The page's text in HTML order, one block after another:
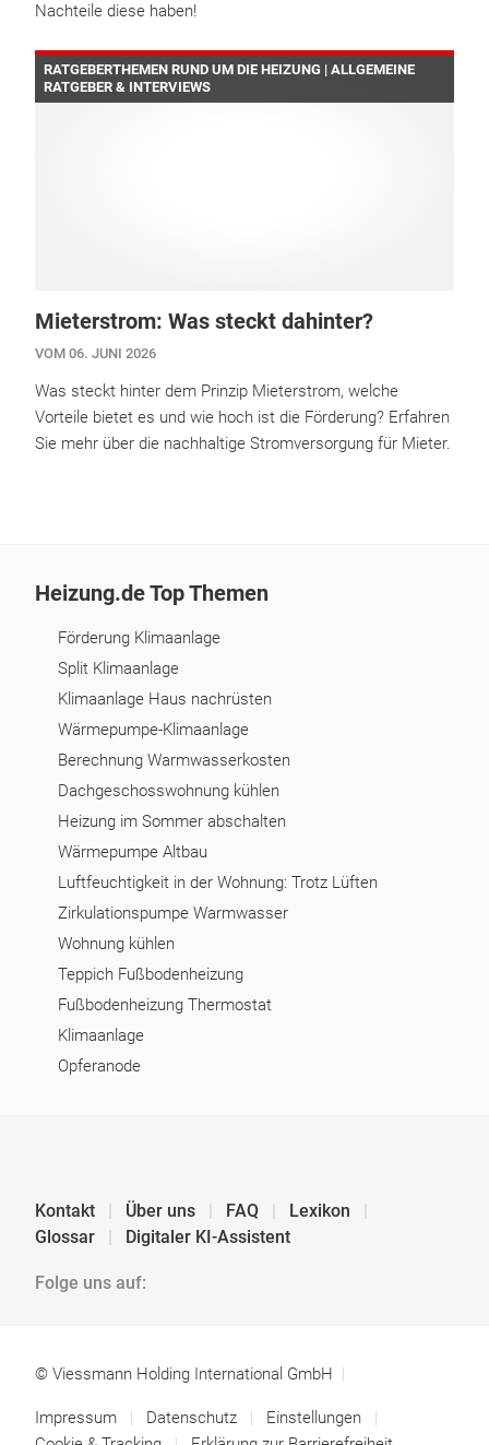
Nachteile diese haben!
RATGEBERTHEMEN RUND UM DIE HEIZUNG | ALLGEMEINE
RATGEBER & INTERVIEWS
Mieterstrom: Was steckt dahinter?
VOM 06. JUNI 2026
Was steckt hinter dem Prinzip Mieterstrom, welche
Vorteile bietet es und wie hoch ist die Förderung? Erfahren
Sie mehr über die nachhaltige Stromversorgung für Mieter.
Heizung.de Top Themen
Förderung Klimaanlage
Split Klimaanlage
Klimaanlage Haus nachrüsten
Wärmepumpe-Klimaanlage
Berechnung Warmwasserkosten
Dachgeschosswohnung kühlen
Heizung im Sommer abschalten
Wärmepumpe Altbau
Luftfeuchtigkeit in der Wohnung: Trotz Lüften
Zirkulationspumpe Warmwasser
Wohnung kühlen
Teppich Fußbodenheizung
Fußbodenheizung Thermostat
Klimaanlage
Opferanode
Kontakt Über uns FAQ
Lexikon
Glossar
Digitaler KI-Assistent
Folge uns auf:
© Viessmann Holding International GmbH
Impressum Datenschutz
Einstellungen